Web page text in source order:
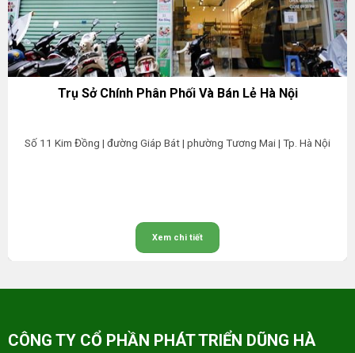
Trụ Sở Chính Phân Phối Và Bán Lẻ Hà Nội
Số 11 Kim Đồng | đường Giáp Bát | phường Tương Mai | Tp. Hà Nội
Xem chi tiết
CÔNG TY CỔ PHẦN PHÁT TRIỂN DŨNG HÀ